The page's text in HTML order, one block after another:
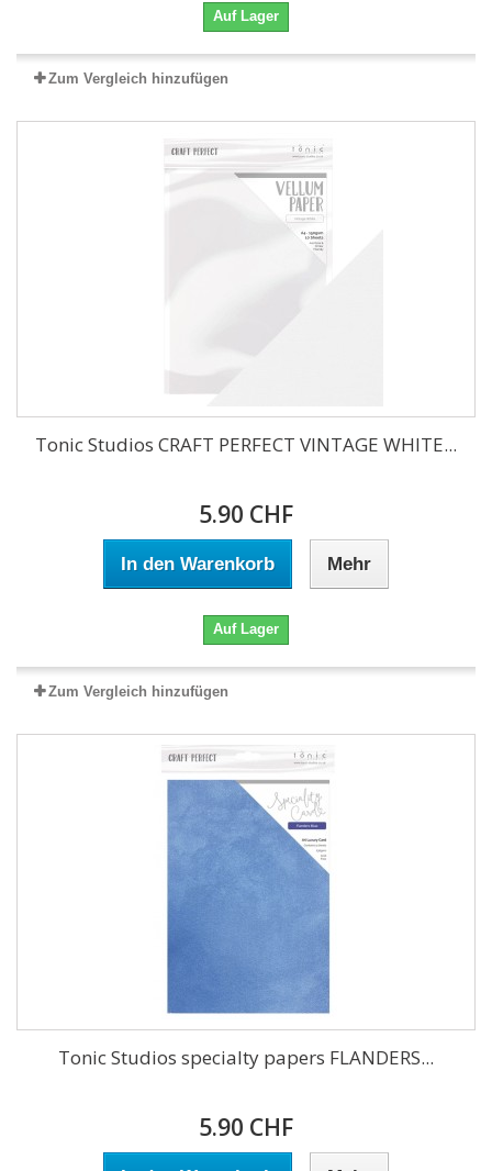
Auf Lager
Zum Vergleich hinzufügen
Tonic Studios CRAFT PERFECT VINTAGE WHITE...
5.90 CHF
In den Warenkorb Mehr
Auf Lager
Zum Vergleich hinzufügen
Tonic Studios specialty papers FLANDERS...
5.90 CHF